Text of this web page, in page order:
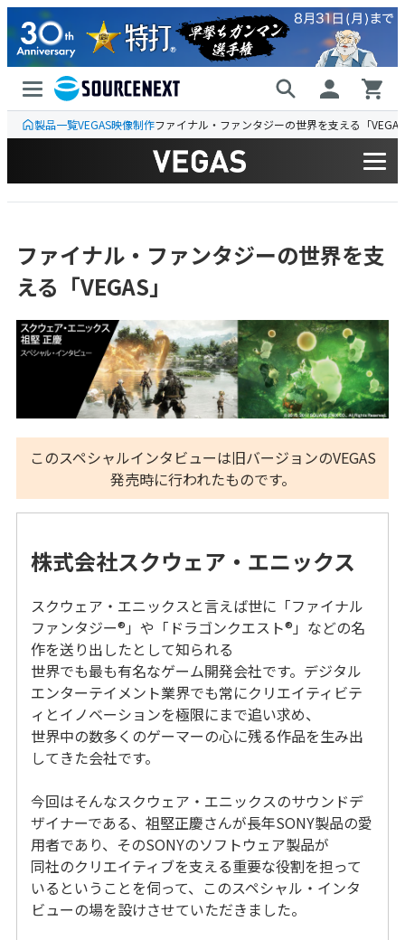
製品一覧VEGAS映像制作ファイナル・ファンタジーの世界を支える「
ファイナル・ファンタジーの世界を支
える「VEGAS」
このスペシャルインタビューは旧バージョンのVEGAS
発売時に行われたものです。
株式会社スクウェア・エニックス
スクウェア・エニックスと言えば世に「ファイナル
ファンタジー®」や「ドラゴンクエスト®」などの名
作を送り出したとして知られる
世界でも最も有名なゲーム開発会社です。デジタル
エンターテイメント業界でも常にクリエイティビテ
ィとイノベーションを極限にまで追い求め、
世界中の数多くのゲーマーの心に残る作品を生み出
してきた会社です。
今回はそんなスクウェア・エニックスのサウンドデ
ザイナーである、祖堅正慶さんが長年SONY製品の愛
用者であり、そのSONYのソフトウェア製品が
同社のクリエイティブを支える重要な役割を担って
いるということを伺って、このスペシャル・インタ
ビューの場を設けさせていただきました。